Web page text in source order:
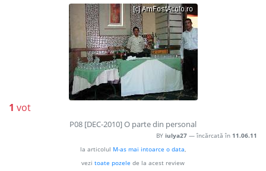
1 vot
P08 [DEC-2010] O parte din personal
BY iulya27 — încărcată în 11.06.11
la articolul M-as mai intoarce o data,
vezi toate pozele de la acest review